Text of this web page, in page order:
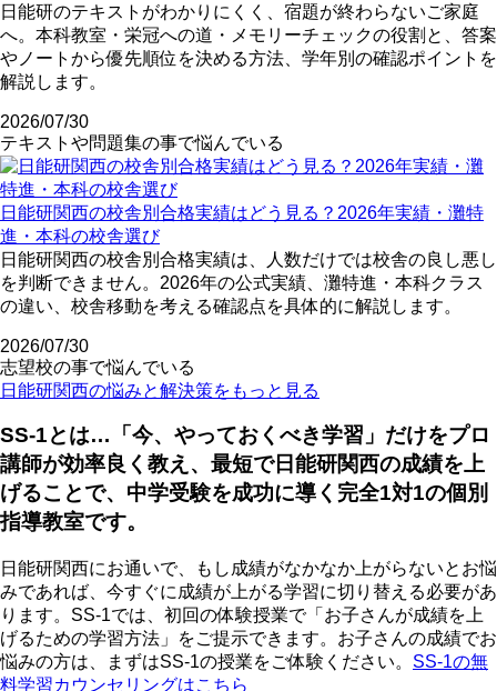
日能研のテキストがわかりにくく、宿題が終わらないご家庭
へ。本科教室・栄冠への道・メモリーチェックの役割と、答案
やノートから優先順位を決める方法、学年別の確認ポイントを
解説します。
2026/07/30
テキストや問題集の事で悩んでいる
日能研関西の校舎別合格実績はどう見る？2026年実績・灘特
進・本科の校舎選び
日能研関西の校舎別合格実績は、人数だけでは校舎の良し悪し
を判断できません。2026年の公式実績、灘特進・本科クラス
の違い、校舎移動を考える確認点を具体的に解説します。
2026/07/30
志望校の事で悩んでいる
日能研関西の悩みと解決策をもっと見る
SS-1とは…「今、やっておくべき学習」だけをプロ
講師が効率良く教え、最短で日能研関西の成績を上
げることで、中学受験を成功に導く完全1対1の個別
指導教室です。
日能研関西にお通いで、もし成績がなかなか上がらないとお悩
みであれば、今すぐに成績が上がる学習に切り替える必要があ
ります。SS-1では、初回の体験授業で「お子さんが成績を上
げるための学習方法」をご提示できます。お子さんの成績でお
悩みの方は、まずはSS-1の授業をご体験ください。 SS-1の無
料学習カウンセリングはこちら